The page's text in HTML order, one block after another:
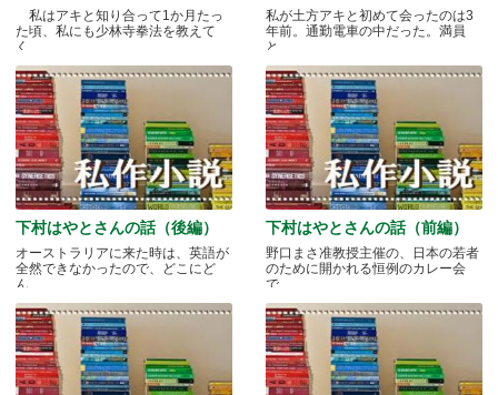
私はアキと知り合って1か月たっ
た頃、私にも少林寺拳法を教えて
く.....
私が土方アキと初めて会ったのは3
年前。通勤電車の中だった。満員
と.....
下村はやとさんの話（後編）
オーストラリアに来た時は、英語が
全然できなかったので、どこにど
ん.....
下村はやとさんの話（前編）
野口まさ准教授主催の、日本の若者
のために開かれる恒例のカレー会
で.....